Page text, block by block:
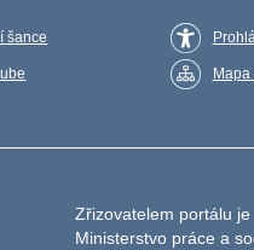
šance
Zřizovatelem portálu je
Ministerstvo práce a